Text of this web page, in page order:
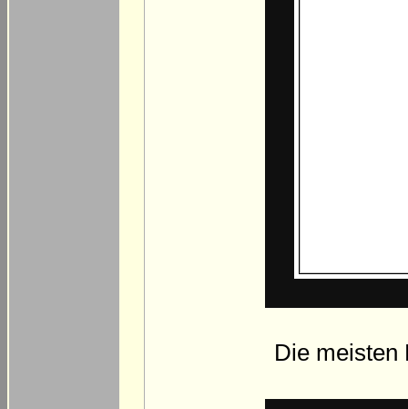
Die meisten